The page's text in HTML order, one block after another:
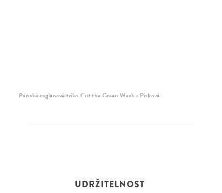
Pánské raglanové triko Cut the Green Wash · Písková
UDRŽITELNOST